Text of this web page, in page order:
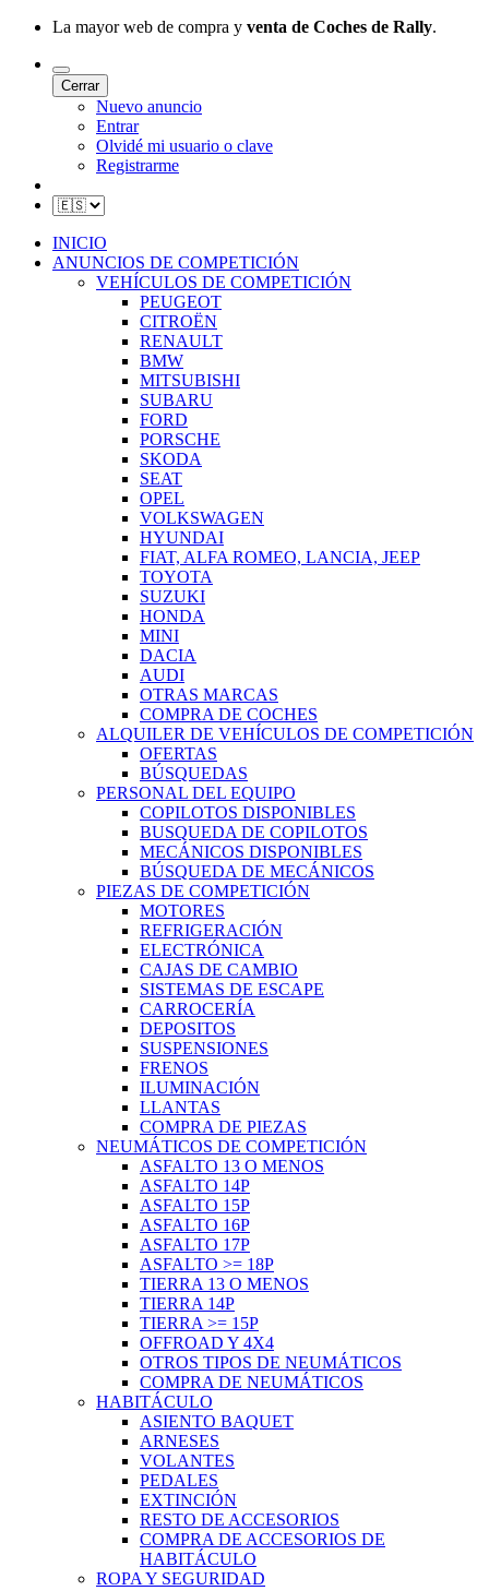
La mayor web de compra y venta de Coches de Rally.
Cerrar
Nuevo anuncio
Entrar
Olvidé mi usuario o clave
Registrarme
INICIO
ANUNCIOS DE COMPETICIÓN
VEHÍCULOS DE COMPETICIÓN
PEUGEOT
CITROËN
RENAULT
BMW
MITSUBISHI
SUBARU
FORD
PORSCHE
SKODA
SEAT
OPEL
VOLKSWAGEN
HYUNDAI
FIAT, ALFA ROMEO, LANCIA, JEEP
TOYOTA
SUZUKI
HONDA
MINI
DACIA
AUDI
OTRAS MARCAS
COMPRA DE COCHES
ALQUILER DE VEHÍCULOS DE COMPETICIÓN
OFERTAS
BÚSQUEDAS
PERSONAL DEL EQUIPO
COPILOTOS DISPONIBLES
BUSQUEDA DE COPILOTOS
MECÁNICOS DISPONIBLES
BÚSQUEDA DE MECÁNICOS
PIEZAS DE COMPETICIÓN
MOTORES
REFRIGERACIÓN
ELECTRÓNICA
CAJAS DE CAMBIO
SISTEMAS DE ESCAPE
CARROCERÍA
DEPOSITOS
SUSPENSIONES
FRENOS
ILUMINACIÓN
LLANTAS
COMPRA DE PIEZAS
NEUMÁTICOS DE COMPETICIÓN
ASFALTO 13 O MENOS
ASFALTO 14P
ASFALTO 15P
ASFALTO 16P
ASFALTO 17P
ASFALTO >= 18P
TIERRA 13 O MENOS
TIERRA 14P
TIERRA >= 15P
OFFROAD Y 4X4
OTROS TIPOS DE NEUMÁTICOS
COMPRA DE NEUMÁTICOS
HABITÁCULO
ASIENTO BAQUET
ARNESES
VOLANTES
PEDALES
EXTINCIÓN
RESTO DE ACCESORIOS
COMPRA DE ACCESORIOS DE
HABITÁCULO
ROPA Y SEGURIDAD